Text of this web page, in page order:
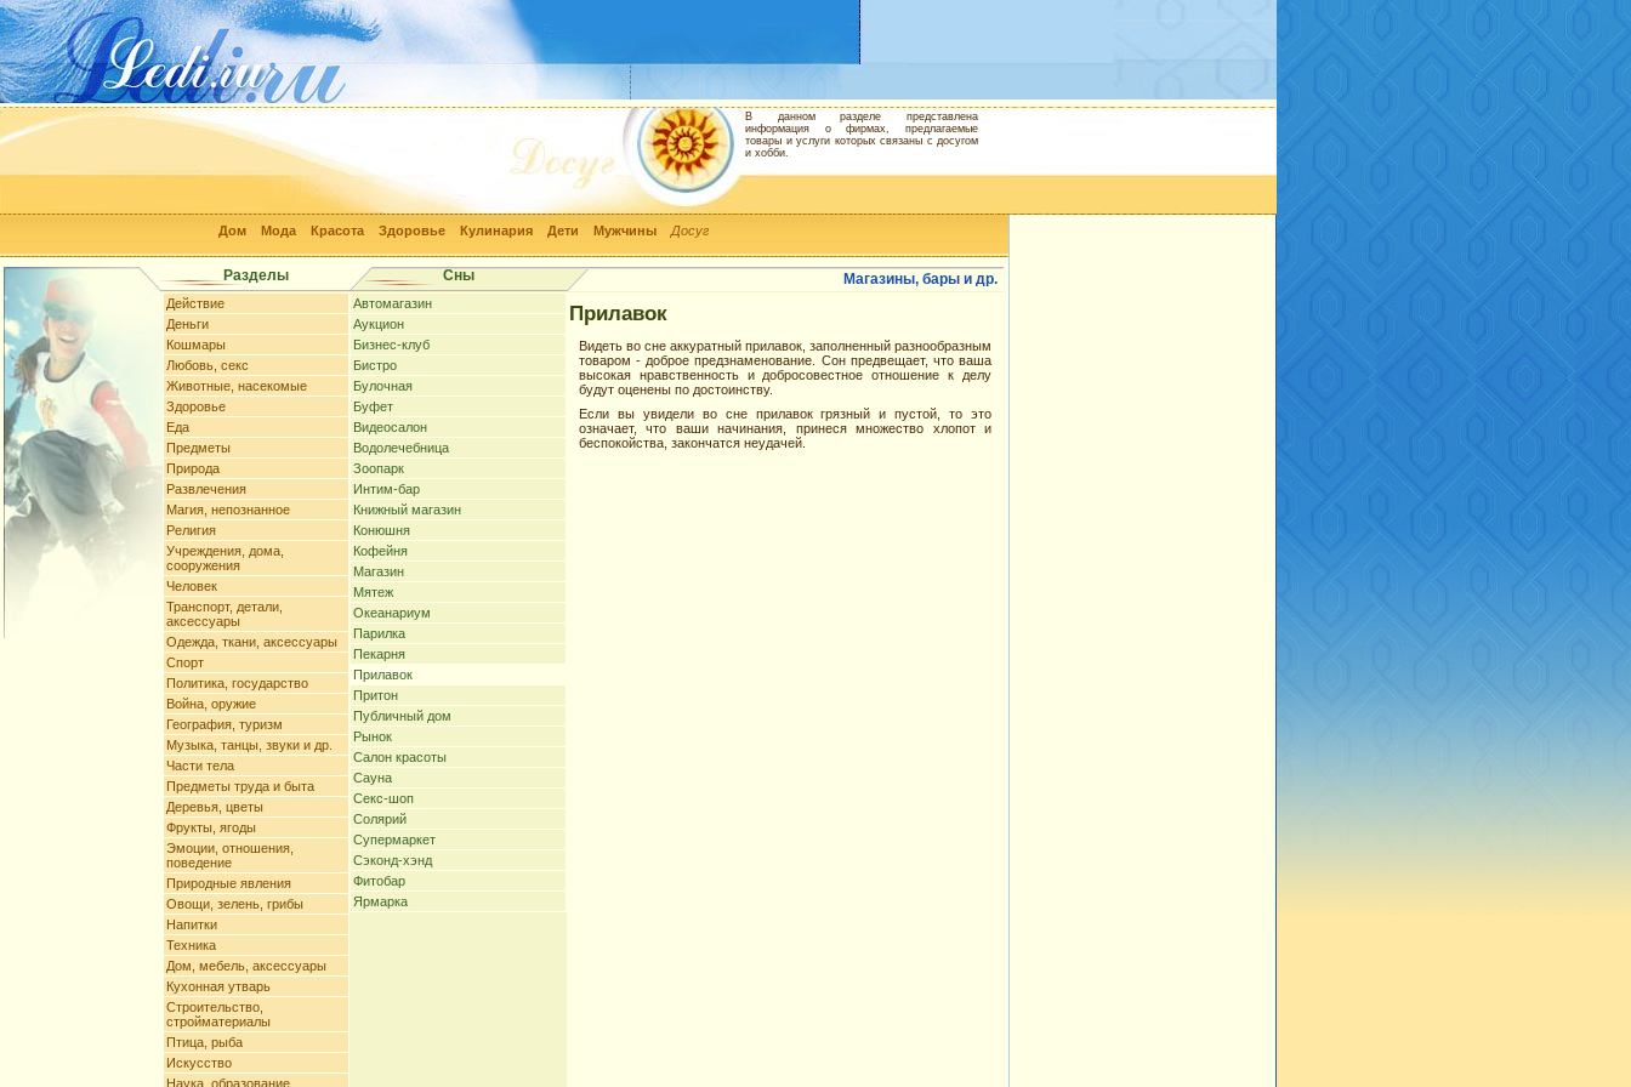
Дом Мода Красота Здоровье Кулинария Дети Мужчины Досуг
В данном разделе представлена
информация о фирмах, предлагаемые
товары и услуги которых связаны с досугом
и хобби.
Разделы Сны Магазины, бары и др.
Действие
Деньги
Кошмары
Любовь, секс
Животные, насекомые
Здоровье
Еда
Предметы
Природа
Развлечения
Магия, непознанное
Религия
Учреждения, дома,
сооружения
Человек
Транспорт, детали,
аксессуары
Одежда, ткани, аксессуары
Спорт
Политика, государство
Война, оружие
География, туризм
Музыка, танцы, звуки и др.
Части тела
Предметы труда и быта
Деревья, цветы
Фрукты, ягоды
Эмоции, отношения,
поведение
Природные явления
Овощи, зелень, грибы
Напитки
Техника
Дом, мебель, аксессуары
Кухонная утварь
Строительство,
стройматериалы
Птица, рыба
Искусство
Наука, образование,
Автомагазин
Аукцион
Бизнес-клуб
Бистро
Булочная
Буфет
Видеосалон
Водолечебница
Зоопарк
Интим-бар
Книжный магазин
Конюшня
Кофейня
Магазин
Мятеж
Океанариум
Парилка
Пекарня
Прилавок
Притон
Публичный дом
Рынок
Салон красоты
Сауна
Секс-шоп
Солярий
Супермаркет
Сэконд-хэнд
Фитобар
Ярмарка
Прилавок
Видеть во сне аккуратный прилавок, заполненный разнообразным
товаром - доброе предзнаменование. Сон предвещает, что ваша
высокая нравственность и добросовестное отношение к делу
будут оценены по достоинству.
Если вы увидели во сне прилавок грязный и пустой, то это
означает, что ваши начинания, принеся множество хлопот и
беспокойства, закончатся неудачей.